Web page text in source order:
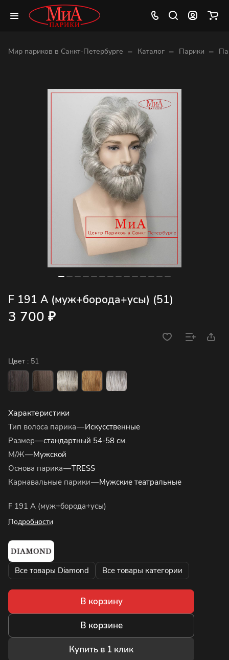
Мир париков в Санкт-Петербурге – Каталог – Парики –
F 191 A (муж+борода+усы) (51)
3 700 ₽
Цвет : 51
Характеристики
Тип волоса парика—Искусственные
Размер—стандартный 54-58 см.
М/Ж—Мужской
Основа парика—TRESS
Карнавальные парики—Мужские театральные
F 191 A (муж+борода+усы)
Подробности
Все товары Diamond Все товары категории
В корзину
В корзине
Купить в 1 клик